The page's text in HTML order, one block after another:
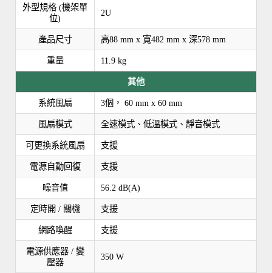
外型規格 (機架單
位)
2U
產品尺寸 高88 mm x 寬482 mm x 深578 mm
重量 11.9 kg
其他
系統風扇 3個， 60 mm x 60 mm
風扇模式 全速模式、低溫模式、靜音模式
可更換系統風扇 支援
電源自動回復 支援
噪音值 56.2 dB(A)
定時開 / 關機 支援
網路喚醒 支援
電源供應器 / 變
壓器
350 W